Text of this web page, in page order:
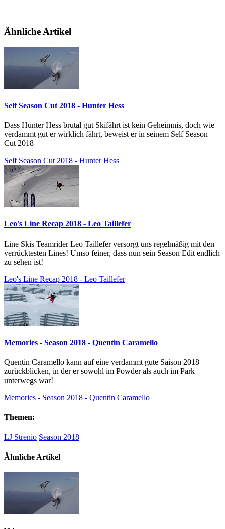
Ähnliche Artikel
Self Season Cut 2018 - Hunter Hess
Dass Hunter Hess brutal gut Skifährt ist kein Geheimnis, doch wie
verdammt gut er wirklich fährt, beweist er in seinem Self Season
Cut 2018
Self Season Cut 2018 - Hunter Hess
Leo's Line Recap 2018 - Leo Taillefer
Line Skis Teamrider Leo Taillefer versorgt uns regelmäßig mit den
verrücktesten Lines! Umso feiner, dass nun sein Season Edit endlich
zu sehen ist!
Leo's Line Recap 2018 - Leo Taillefer
Memories - Season 2018 - Quentin Caramello
Quentin Caramello kann auf eine verdammt gute Saison 2018
zurückblicken, in der er sowohl im Powder als auch im Park
unterwegs war!
Memories - Season 2018 - Quentin Caramello
Themen:
LJ Strenio Season 2018
Ähnliche Artikel